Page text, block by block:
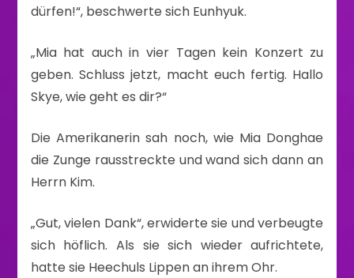
dürfen!“, beschwerte sich Eunhyuk.
„Mia hat auch in vier Tagen kein Konzert zu
geben. Schluss jetzt, macht euch fertig. Hallo
Skye, wie geht es dir?“
Die Amerikanerin sah noch, wie Mia Donghae
die Zunge rausstreckte und wand sich dann an
Herrn Kim.
„Gut, vielen Dank“, erwiderte sie und verbeugte
sich höflich. Als sie sich wieder aufrichtete,
hatte sie Heechuls Lippen an ihrem Ohr.